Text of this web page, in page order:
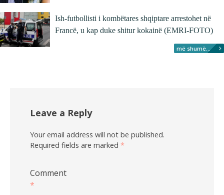
Ish-futbollisti i kombëtares shqiptare arrestohet në
Francë, u kap duke shitur kokainë (EMRI-FOTO)
më shumë...
Leave a Reply
Your email address will not be published.
Required fields are marked *
Comment
*